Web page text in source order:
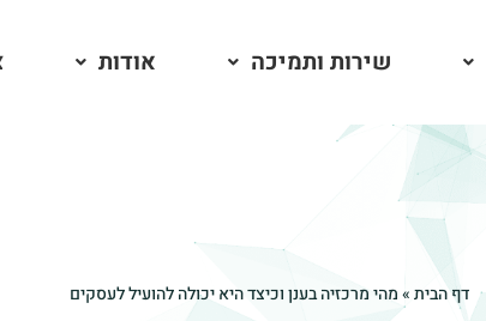
שירות ותמיכה אודות
דף הבית»מהי מרכזיה בענן וכיצד היא יכולה להועיל לעסקים